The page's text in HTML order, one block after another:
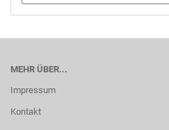
MEHR ÜBER...
Impressum
Kontakt